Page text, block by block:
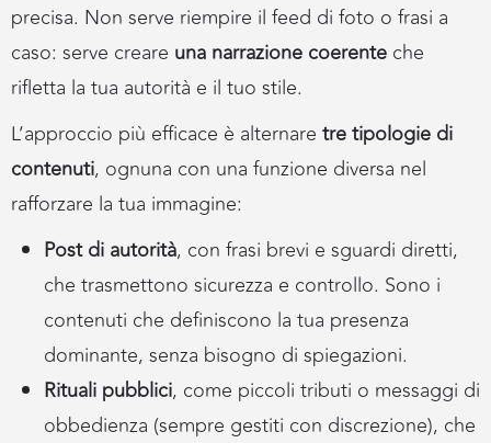
precisa. Non serve riempire il feed di foto o frasi a
caso: serve creare una narrazione coerente che
rifletta la tua autorità e il tuo stile.
L’approccio più efficace è alternare tre tipologie di
contenuti, ognuna con una funzione diversa nel
rafforzare la tua immagine:
Post di autorità, con frasi brevi e sguardi diretti,
che trasmettono sicurezza e controllo. Sono i
contenuti che definiscono la tua presenza
dominante, senza bisogno di spiegazioni.
Rituali pubblici, come piccoli tributi o messaggi di
obbedienza (sempre gestiti con discrezione), che